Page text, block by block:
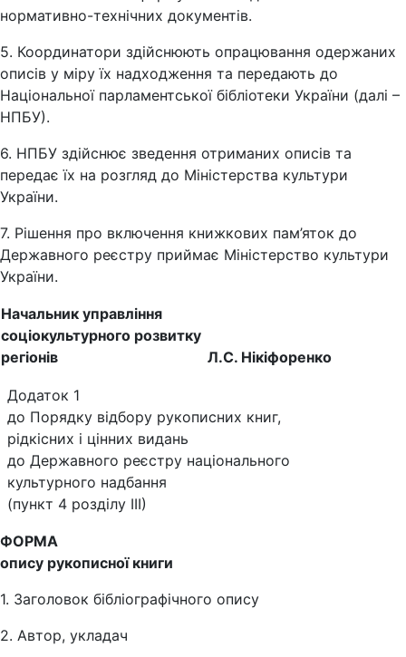
нормативно-технічних документів.
5. Координатори здійснюють опрацювання одержаних
описів у міру їх надходження та передають до
Національної парламентської бібліотеки України (далі –
НПБУ).
6. НПБУ здійснює зведення отриманих описів та
передає їх на розгляд до Міністерства культури
України.
7. Рішення про включення книжкових пам’яток до
Державного реєстру приймає Міністерство культури
України.
Начальник управління
соціокультурного розвитку
регіонів
Л.С. Нікіфоренко
Додаток 1
до Порядку відбору рукописних книг,
рідкісних і цінних видань
до Державного реєстру національного
культурного надбання
(пункт 4 розділу ІІІ)
ФОРМА
опису рукописної книги
1. Заголовок бібліографічного опису
2. Автор, укладач